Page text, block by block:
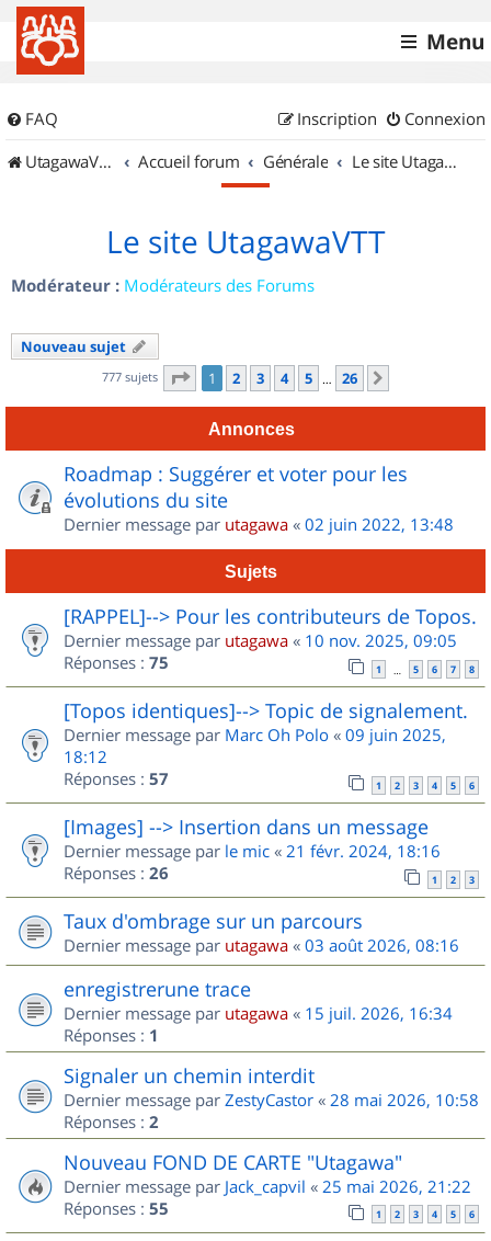
Menu
FAQ Connexion
Inscription
UtagawaVTT (Randos VTT et VTTAE avec traces GPS)
Accueil forum Générale Le site UtagawaVTT
Le site UtagawaVTT
Modérateur : Modérateurs des Forums
Nouveau sujet
777 sujets Page 1sur
1 2 3 4 5 … 26
Annonces
Roadmap : Suggérer et voter pour les
évolutions du site
Dernier message par utagawa « 02 juin 2022, 13:48
Sujets
[RAPPEL]--> Pour les contributeurs de Topos.
Dernier message par utagawa « 10 nov. 2025, 09:05
Réponses : 75 1 … 5 6 7 8
[Topos identiques]--> Topic de signalement.
Dernier message par Marc Oh Polo « 09 juin 2025,
18:12
Réponses : 57 1 2 3 4 5 6
[Images] --> Insertion dans un message
Dernier message par le mic « 21 févr. 2024, 18:16
Réponses : 26 1 2 3
Taux d'ombrage sur un parcours
Dernier message par utagawa « 03 août 2026, 08:16
enregistrerune trace
Dernier message par utagawa « 15 juil. 2026, 16:34
Réponses : 1
Signaler un chemin interdit
Dernier message par ZestyCastor « 28 mai 2026, 10:58
Réponses : 2
Nouveau FOND DE CARTE "Utagawa"
Dernier message par Jack_capvil « 25 mai 2026, 21:22
Réponses : 55 1 2 3 4 5 6